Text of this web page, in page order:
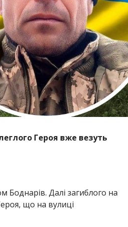
Героя вже везуть
Боднарів. Далі загиблого на
що на вулиці